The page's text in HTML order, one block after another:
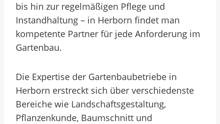
bis hin zur regelmäßigen Pflege und
Instandhaltung – in Herborn findet man
kompetente Partner für jede Anforderung im
Gartenbau.
Die Expertise der Gartenbaubetriebe in
Herborn erstreckt sich über verschiedenste
Bereiche wie Landschaftsgestaltung,
Pflanzenkunde, Baumschnitt und